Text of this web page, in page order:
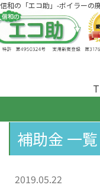
信和の「エコ助」-ボイラーの
補助金 一覧
2019.05.22